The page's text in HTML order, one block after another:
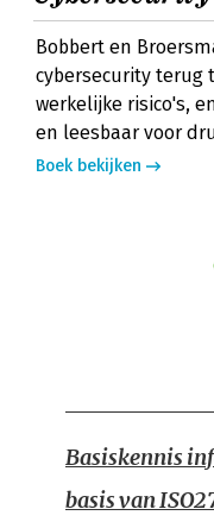
Bobbert en
cybersecurity terug
werkelijke risico's,
en leesbaar voor
Boek bekijken
Basiskennis
basis van